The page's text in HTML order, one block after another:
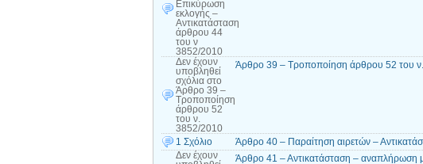
Επικύρωση
εκλογής –
Αντικατάσταση
άρθρου 44
του ν
3852/2010
Δεν έχουν
υποβληθεί
σχόλια στο
Άρθρο 39 –
Τροποποίηση
άρθρου 52
του ν.
3852/2010
Άρθρο 39 – Τροποποίηση άρθρου 52 του
1 Σχόλιο
Άρθρο 40 – Παραίτηση αιρετών –
Δεν έχουν
Άρθρο 41 – Αντικατάσταση – αναπλήρωση